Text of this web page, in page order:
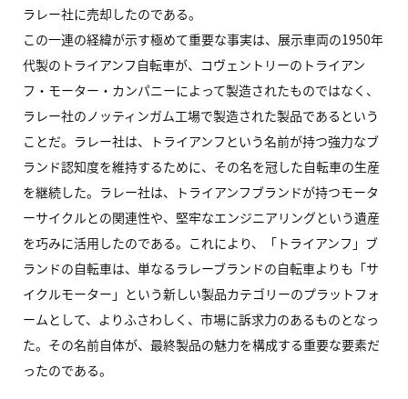
ラレー社に売却したのである。
この一連の経緯が示す極めて重要な事実は、展示車両の1950年
代製のトライアンフ自転車が、コヴェントリーのトライアン
フ・モーター・カンパニーによって製造されたものではなく、
ラレー社のノッティンガム工場で製造された製品であるという
ことだ。ラレー社は、トライアンフという名前が持つ強力なブ
ランド認知度を維持するために、その名を冠した自転車の生産
を継続した。ラレー社は、トライアンフブランドが持つモータ
ーサイクルとの関連性や、堅牢なエンジニアリングという遺産
を巧みに活用したのである。これにより、「トライアンフ」ブ
ランドの自転車は、単なるラレーブランドの自転車よりも「サ
イクルモーター」という新しい製品カテゴリーのプラットフォ
ームとして、よりふさわしく、市場に訴求力のあるものとなっ
た。その名前自体が、最終製品の魅力を構成する重要な要素だ
ったのである。